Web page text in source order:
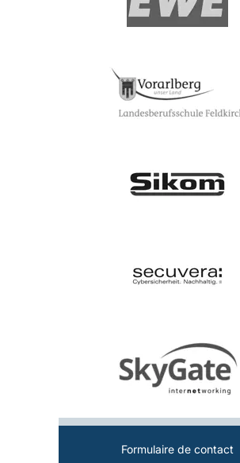
Formulaire de contact